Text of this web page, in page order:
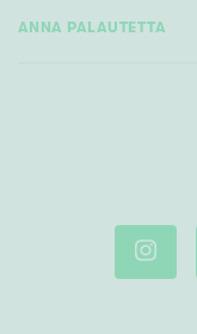
Maalämpö
ANNA PALAUTETTA